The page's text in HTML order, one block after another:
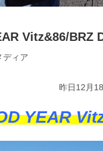
Vitz&86/BRZ
ディア
昨日12月
YEAR